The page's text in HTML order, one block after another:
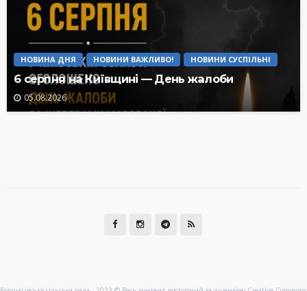
НОВИНА ДНЯ НОВИНИ ВАЖЛИВО! НОВИНИ СУСПІЛЬНІ
6 серпня на Київщині — День жалоби
05.08.2026